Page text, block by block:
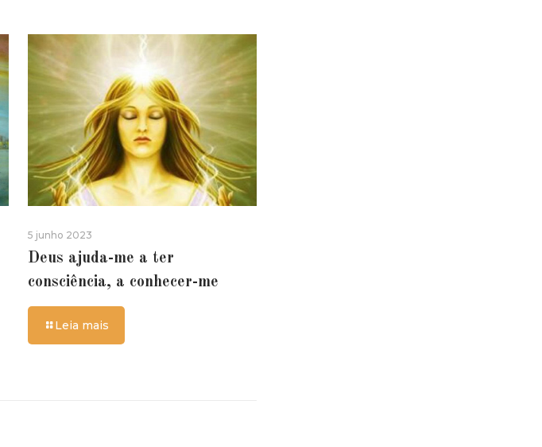
5 junho 2023
Deus ajuda-me a ter
consciência, a conhecer-me
Leia mais